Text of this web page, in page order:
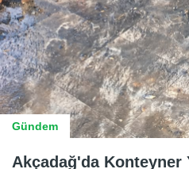
Gündem
Akçadağ'da Konteyner